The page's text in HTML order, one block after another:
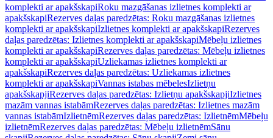
komplekti ar apakšskapiRoku mazgāšanas izlietnes komplekti ar
apakšskapiRezerves daļas paredzētas: Roku mazgāšanas izlietnes
komplekti ar apakšskapiIzlietnes komplekti ar apakšskapiRezerves
daļas paredzētas: Izlietnes komplekti ar apakšskapiMēbeļu izlietnes
komplekti ar apakšskapiRezerves daļas paredzētas: Mēbeļu izlietnes
komplekti ar apakšskapiUzliekamas izlietnes komplekti ar
apakšskapiRezerves daļas paredzētas: Uzliekamas izlietnes
komplekti ar apakšskapiVannas istabas mēbelesIzlietņu
apakšskapjiRezerves daļas paredzētas: Izlietņu apakšskapjiIzlietnes
mazām vannas istabāmRezerves daļas paredzētas: Izlietnes mazām
vannas istabāmIzlietnēmRezerves daļas paredzētas: IzlietnēmMēbeļu
izlietnēmRezerves daļas paredzētas: Mēbeļu izlietnēmSānu